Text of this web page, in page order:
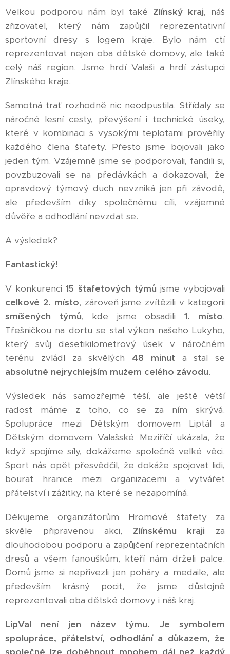
Velkou podporou nám byl také Zlínský kraj, náš
zřizovatel, který nám zapůjčil reprezentativní
sportovní dresy s logem kraje. Bylo nám ctí
reprezentovat nejen oba dětské domovy, ale také
celý náš region. Jsme hrdí Valaši a hrdí zástupci
Zlínského kraje.
Samotná trať rozhodně nic neodpustila. Střídaly se
náročné lesní cesty, převýšení i technické úseky,
které v kombinaci s vysokými teplotami prověřily
každého člena štafety. Přesto jsme bojovali jako
jeden tým. Vzájemně jsme se podporovali, fandili si,
povzbuzovali se na předávkách a dokazovali, že
opravdový týmový duch nevzniká jen při závodě,
ale především díky společnému cíli, vzájemné
důvěře a odhodlání nevzdat se.
A výsledek?
Fantastický!
V konkurenci15 štafetových týmů jsme vybojovali
celkové 2. místo, zároveň jsme zvítězili v kategorii
smíšených týmů, kde jsme obsadili 1. místo.
Třešničkou na dortu se stal výkon našeho Lukyho,
který svůj desetikilometrový úsek v náročném
terénu zvládl za skvělých 48 minut a stal se
absolutně nejrychlejším mužem celého závodu.
Výsledek nás samozřejmě těší, ale ještě větší
radost máme z toho, co se za ním skrývá.
Spolupráce mezi Dětským domovem Liptál a
Dětským domovem Valašské Meziříčí ukázala, že
když spojíme síly, dokážeme společně velké věci.
Sport nás opět přesvědčil, že dokáže spojovat lidi,
bourat hranice mezi organizacemi a vytvářet
přátelství i zážitky, na které se nezapomíná.
Děkujeme organizátorům Hromové štafety za
skvěle připravenou akci, Zlínskému kraji za
dlouhodobou podporu a zapůjčení reprezentačních
dresů a všem fanouškům, kteří nám drželi palce.
Domů jsme si nepřivezli jen poháry a medaile, ale
především krásný pocit, že jsme důstojně
reprezentovali oba dětské domovy i náš kraj.
LipVal není jen název týmu. Je symbolem
spolupráce, přátelství, odhodlání a důkazem, že
společně lze doběhnout mnohem dál než každý